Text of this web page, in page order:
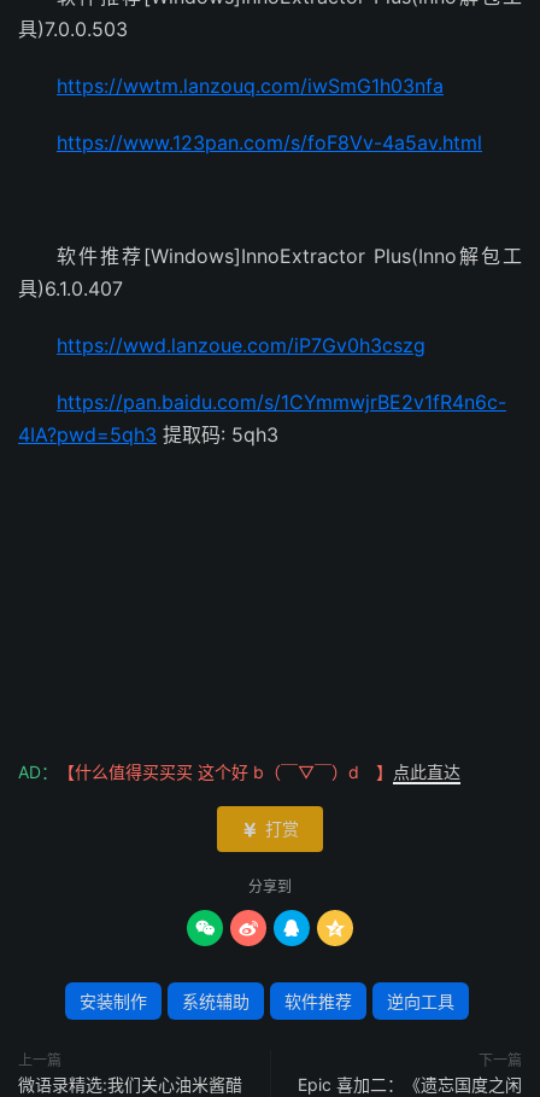
具)7.0.0.503
https://wwtm.lanzouq.com/iwSmG1h03nfa
https://www.123pan.com/s/foF8Vv-4a5av.html
软件推荐[Windows]InnoExtractor Plus(Inno解包工
具)6.1.0.407
https://wwd.lanzoue.com/iP7Gv0h3cszg
https://pan.baidu.com/s/1CYmmwjrBE2v1fR4n6c-
4IA?pwd=5qh3 提取码: 5qh3
AD： 【什么值得买买买 这个好 b（￣▽￣）d 】 点此直达
 打赏
分享到
   
安装制作 系统辅助 软件推荐 逆向工具
上一篇
微语录精选:我们关心油米酱醋
下一篇
Epic 喜加二：《遗忘国度之闲